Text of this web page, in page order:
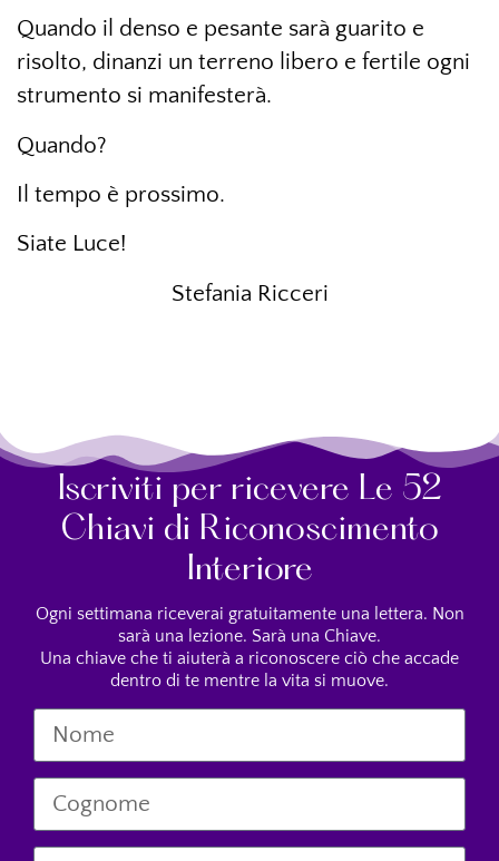
Quando il denso e pesante sarà guarito e
risolto, dinanzi un terreno libero e fertile ogni
strumento si manifesterà.
Quando?
Il tempo è prossimo.
Siate Luce!
Stefania Ricceri
Iscriviti per ricevere Le 52
Chiavi di Riconoscimento
Interiore
Ogni settimana riceverai gratuitamente una lettera. Non
sarà una lezione. Sarà una Chiave.
Una chiave che ti aiuterà a riconoscere ciò che accade
dentro di te mentre la vita si muove.